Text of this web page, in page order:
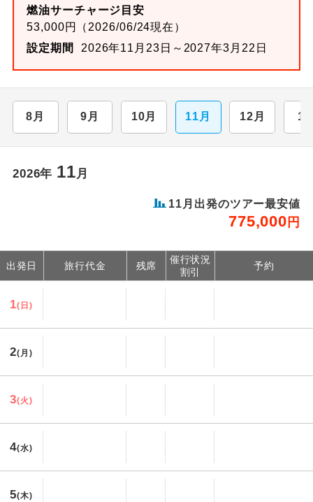
燃油サーチャージ目安
53,000円（2026/06/24現在）
設定期間
2026年11月23日～2027年3月22日
8月 9月 10月 11月 12月 1
2026年 11月
11月出発のツアー最安値
775,000 円
出発日 旅行代金 残席
催行状況
割引
予約
1(日)
2(月)
3(火)
4(水)
5(木)